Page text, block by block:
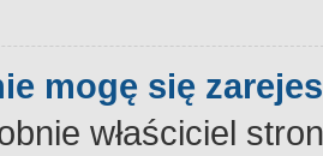
mogę się
właściciel